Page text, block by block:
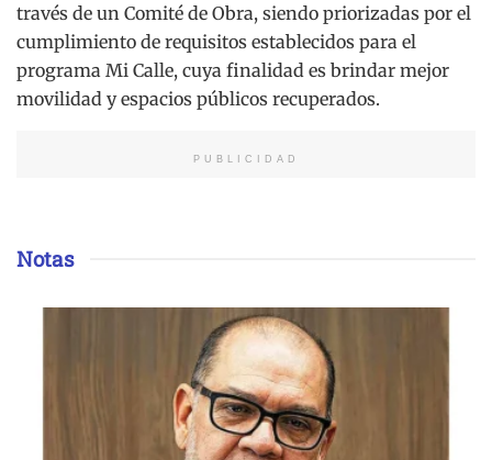
través de un Comité de Obra, siendo priorizadas por el
cumplimiento de requisitos establecidos para el
programa Mi Calle, cuya finalidad es brindar mejor
movilidad y espacios públicos recuperados.
PUBLICIDAD
Notas